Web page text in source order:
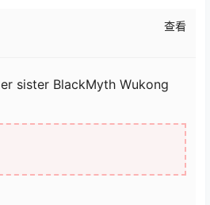
查看
sister BlackMyth Wukong